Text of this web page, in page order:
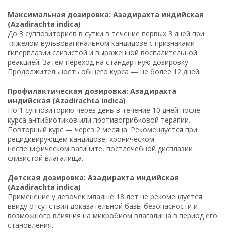
Максимальная дозировка: Азадирахта индийская
(Azadirachta indica)
До 3 суппозиториев в сутки в течение первых 3 дней при
тяжёлом вульвовагинальном кандидозе с признаками
гиперплазии слизистой и выраженной воспалительной
реакцией. Затем переход на стандартную дозировку.
Продолжительность общего курса — не более 12 дней.
Профилактическая дозировка: Азадирахта
индийская (Azadirachta indica)
По 1 суппозиторию через день в течение 10 дней после
курса антибиотиков или противогрибковой терапии.
Повторный курс — через 2 месяца. Рекомендуется при
рецидивирующем кандидозе, хроническом
неспецифическом вагините, постлечебной дисплазии
слизистой влагалища.
Детская дозировка: Азадирахта индийская
(Azadirachta indica)
Применение у девочек младше 18 лет не рекомендуется
ввиду отсутствия доказательной базы безопасности и
возможного влияния на микробиом влагалища в период его
становления.